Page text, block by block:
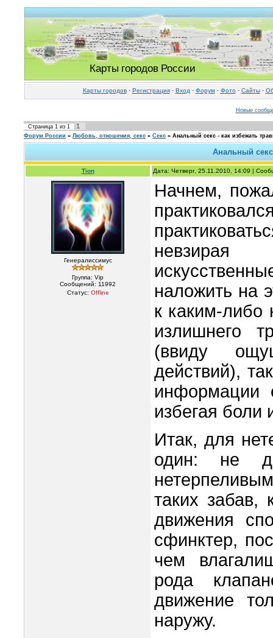
Карты городов России
Карты городов· Регистрация· Вход · Форум· Фото· Cайты·
Новые
Страница 1 из 1 1
Форум России » Любовь, отношения, секс » Секс » Анальный секс - как избежать
Анальный
Tion Дата: Четверг, 25.11.2010, 14:09 |
Генералиссимус
Группа: Vip
Сообщений: 11992
Статус: Offline
Начнем,
невзирая
наложить на
к каким-либо
излишнего
(ввиду
действий),
информации
избегая боли
Итак, для
один: не
таких забав,
движения
сфинктер,
чем
рода
движение
наружу.